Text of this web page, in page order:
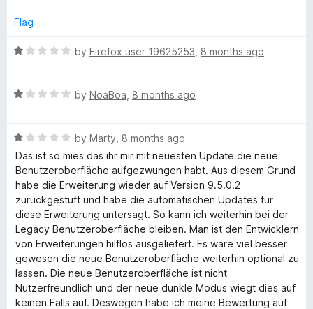
l
r
Flag
R
e
o
u
t
o
f
5
by Firefox user 19625253 8 months ago
R
e
d
1
o
u
t
o
f
5
by NoaBoa 8 months ago
R
a
t
e
d
1
o
u
t
o
f
5
by Marty 8 months ago
Das ist so mies das ihr mir mit neuesten Update die neue
Benutzeroberfläche aufgezwungen habt. Aus diesem Grund
habe die Erweiterung wieder auf Version 9.5.0.2
zurückgestuft und habe die automatischen Updates für
diese Erweiterung untersagt. So kann ich weiterhin bei der
Legacy Benutzeroberfläche bleiben. Man ist den Entwicklern
von Erweiterungen hilflos ausgeliefert. Es wäre viel besser
gewesen die neue Benutzeroberfläche weiterhin optional zu
lassen. Die neue Benutzeroberfläche ist nicht
Nutzerfreundlich und der neue dunkle Modus wiegt dies auf
keinen Falls auf. Deswegen habe ich meine Bewertung auf